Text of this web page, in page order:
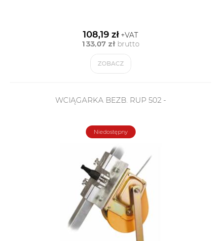
108,19 zł +VAT
133,07 zł brutto
ZOBACZ
WCIĄGARKA BEZB. RUP 502 -
Niedostępny